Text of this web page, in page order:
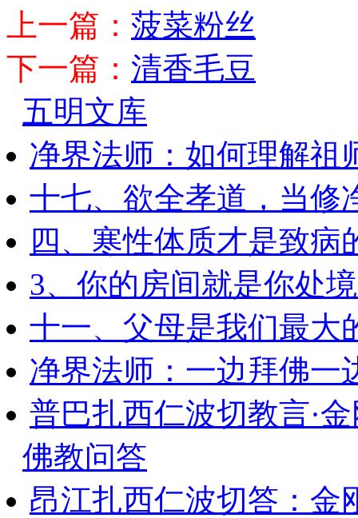
上一篇： 菠菜粉丝
下一篇： 清香毛豆
五明文库
净界法师：如何理解祖
十七、欲全孝道，当修
四、寒性体质才是致病
3、你的房间就是你处
十一、父母是我们最大
净界法师：一边拜佛一
普巴扎西仁波切教言·
佛教问答
昂江扎西仁波切答：金